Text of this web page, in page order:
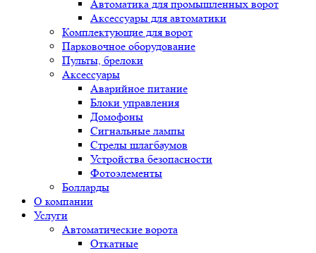
Автоматика для промышленных ворот
Аксессуары для автоматики
Комплектующие для ворот
Парковочное оборудование
Пульты, брелоки
Аксессуары
Аварийное питание
Блоки управления
Домофоны
Сигнальные лампы
Стрелы шлагбаумов
Устройства безопасности
Фотоэлементы
Болларды
О компании
Услуги
Автоматические ворота
Откатные